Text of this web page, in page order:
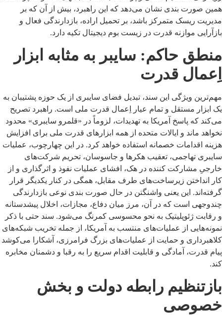
همین صورت بندی نشان می‌دهد که این راهبرد، بیش از آن که بر
مدیریت ریسک متمرکز باشد، بر تحمیل اراده، بازدارندگی فعال و
بازآرایی موازنه قدرت در زیست بوم دیجیتال تکیه دارد.
منطق حاکم: سایبر به مثابه ابزار
اِعمال قدرت
مهم‌ترین ویژگی این سند، تبدیل فضای سایبری از یک حوزه پشتیبان به
یک ابزار مستقل و تمام عیار اِعمال قدرت ملی است. راهبرد تصریح
می‌کند که پاسخ آمریکا به تهدیدات، لزوماً در «قلمرو سایبری» محدود
نخواهد ماند و ایالات متحده از همه ابزارهای قدرت ملی برای افزایش
هزینه اقدامات خصمانه استفاده خواهد کرد. در این چهارچوب، عملیات
سایبری تهاجمی، تعقیب هکرها و جاسوسان، تحریم شرکت‌های
خارجیِ مشارکت کننده در هک، افشای عملیات نفوذ و اثرگذاری و از
کار انداختن زیرساخت‌های طرف مقابل، همگی در کنار یکدیگر قرار
گرفته‌اند. این یعنی واشنگتن در حال صورت بندی نوعی بازدارندگی
چندوجهی است که در آن، مرز میان دفاع، مجازات، اخلال پیشدستانه
و رقابت ژئوپلیتیک به نحو محسوسی کمرنگ می‌شود. سند حتی با ذکر
نمونه‌هایی از عملیات‌های منتسب به آمریکا، از جمله تخریب شبکه‌های
کلاهبرداری و حمایت از عملیات‌های بزرگ فرامرزی، آشکارا می‌کوشد
پیام قدرت، آمادگی و قابلیت اقدام سریع را به رقبا و دشمنان مخابره
کند.
بازتنظیم رابطه دولت و بخش
خصوصی